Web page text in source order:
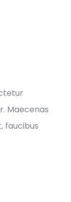
Maecenas
faucibus